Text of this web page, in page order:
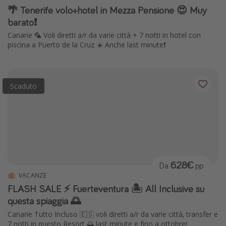
🌴 Tenerife volo+hotel in Mezza Pensione 😍 Muy
barato❗️
Canarie 🦜 Voli diretti a/r da varie città + 7 notti in hotel con
piscina a Puerto de la Cruz ☀️ Anche last minute❗️
Scaduto
VACANZE
FLASH SALE ⚡️ Fuerteventura 🏝️ All Inclusive su
questa spiaggia 🌅
Canarie Tutto Incluso 🇪🇸 voli diretti a/r da varie città, transfer e
7 notti in questo Resort 🌅 last minute e fino a ottobre!
Da 628€ pp